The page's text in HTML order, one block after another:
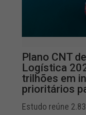
Plano CNT
Logística
trilhões em
prioritários
Estudo reúne